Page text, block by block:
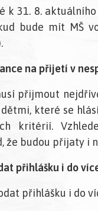
k 31. 8.
bude mít MŠ
na přijetí v
přijmout
které se
kritérií.
že budou přijaty i
přihlášku i do
přihlášku i do